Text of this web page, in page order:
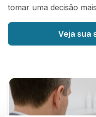
tomar uma decisão
Veja sua